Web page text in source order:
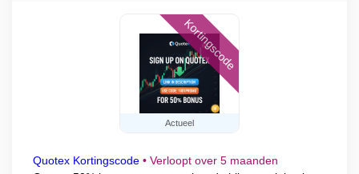
Actueel
Kortingscode
Quotex Kortingscode • Verloopt over 5 maanden